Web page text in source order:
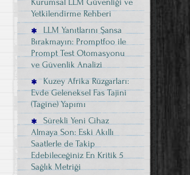
Kurumsal LLM Güvenliği ve
Yetkilendirme Rehberi
LLM Yanıtlarını Şansa
Bırakmayın: Promptfoo ile
Prompt Test Otomasyonu
ve Güvenlik Analizi
Kuzey Afrika Rüzgarları:
Evde Geleneksel Fas Tajini
(Tagine) Yapımı
Sürekli Yeni Cihaz
Almaya Son: Eski Akıllı
Saatlerle de Takip
Edebileceğiniz En Kritik 5
Sağlık Metriği